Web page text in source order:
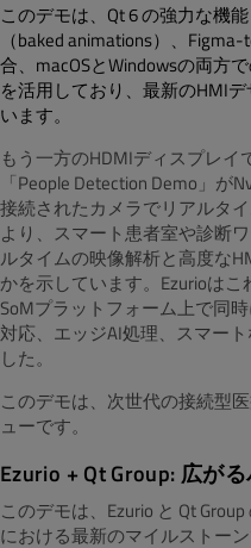
このデモは、Qt 6 の強力な機
（baked animations）、
合、macOSとWindowsの両方
を活用しており、最新のHMI
います。
もう一方のHDMIディスプレイ
「People Detection Demo」が
接続されたカメラでリアルタ
より、スマート患者室や診断
ルタイムの映像解析と高度な
かを示しています。Ezurioは
SoMプラットフォーム上で同
対応、エッジAI処理、スマー
した。
このデモは、次世代の接続型
ューです。
Ezurio + Qt Group: 広が
このデモは、Ezurio と Qt
における最新のマイルストーン